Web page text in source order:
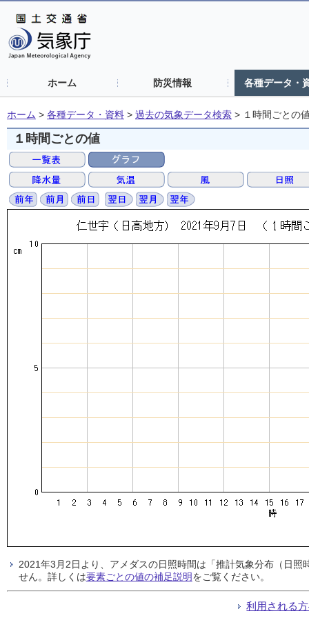
ホーム 防災情報 各種データ・
ホーム > 各種データ・資料 > 過去の気象データ検索 > １時間ごとの
１時間ごとの値
2021年3月2日より、アメダスの日照時間は「推計気象分布（日
せん。詳しくは要素ごとの値の補足説明をご覧ください。
利用される